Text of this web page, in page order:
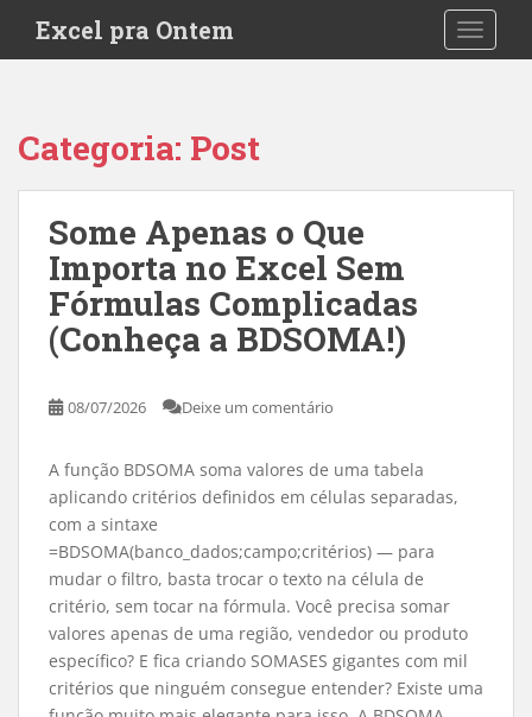
i
Excel pra Ontem
Categoria: Post
Some Apenas o Que
Importa no Excel Sem
Fórmulas Complicadas
(Conheça a BDSOMA!)
08/07/2026 Deixe um comentário
A função BDSOMA soma valores de uma tabela
aplicando critérios definidos em células separadas,
com a sintaxe
=BDSOMA(banco_dados;campo;critérios) — para
mudar o filtro, basta trocar o texto na célula de
critério, sem tocar na fórmula. Você precisa somar
valores apenas de uma região, vendedor ou produto
específico? E fica criando SOMASES gigantes com mil
critérios que ninguém consegue entender? Existe uma